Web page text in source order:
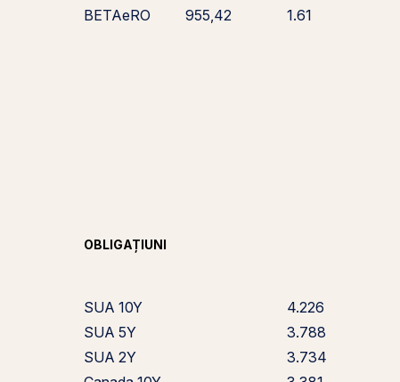
BETAeRO
955,42 1.61
OBLIGAȚIUNI
SUA 10Y
4.226
SUA 5Y
3.788
SUA 2Y
3.734